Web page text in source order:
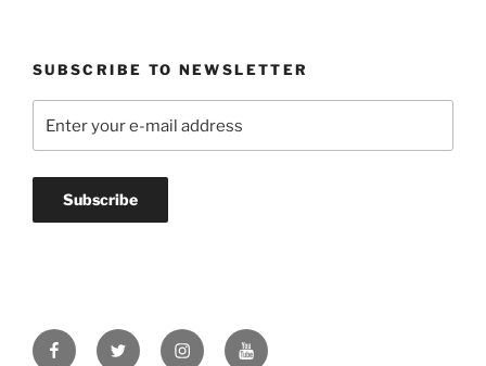
SUBSCRIBE TO NEWSLETTER
FacebookTwitter InstagramYoutube